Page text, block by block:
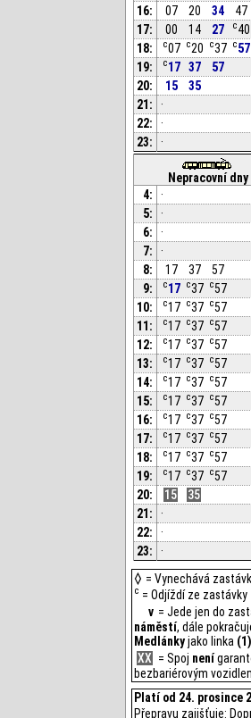
16:
07 20 34
47
17:
00 14 27 c40
18:
c07 c20 c37 c57
19:
c17 37
57
20:
15
35
21:
·
22:
·
23:
·
Nepracovní dny
4:
·
5:
·
6:
·
7:
·
8:
17 37
57
9:
c17 c37 c57
10:
c17 c37 c57
11:
c17 c37 c57
12:
c17 c37 c57
13:
c17 c37 c57
14:
c17 c37 c57
15:
c17 c37 c57
16:
c17 c37 c57
17:
c17 c37 c57
18:
c17 c37 c57
19:
c17 c37 c57
20:
15
35
21:
·
22:
·
23:
·
= Vynechává
c = Odjíždí ze
v = Jede jen do
náměstí, dále
Medlánkyjako linka (1)
XX = Spoj není
bezbariérovým
Platí od 24. prosince
Přepravu zajišťuje: